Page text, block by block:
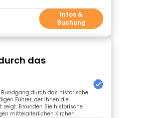
Infos &
Buchung
das
Rundgang durch das historische
Führer, der Ihnen die
Erkunden Sie historische
mittelalterlichen Kirchen.